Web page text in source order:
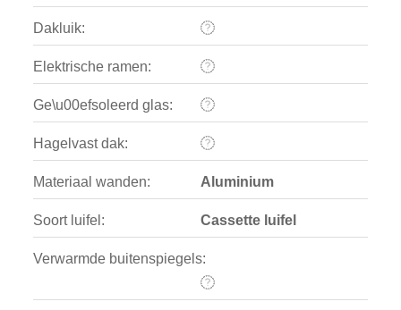
Dakluik:
Elektrische ramen:
Ge\u00efsoleerd glas:
Hagelvast dak:
Materiaal wanden: Aluminium
Soort luifel: Cassette luifel
Verwarmde buitenspiegels: